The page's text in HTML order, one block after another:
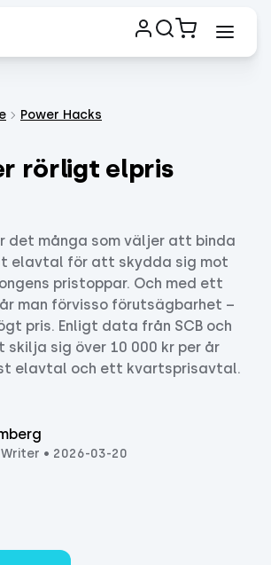
Power Hacks
rörligt elpris
det många som väljer att binda
elavtal för att skydda sig mot
pristoppar. Och med ett
man förvisso förutsägbarhet –
pris. Enligt data från SCB och
skilja sig över 10 000 kr per år
elavtal och ett kvartsprisavtal.
• 2026-03-20